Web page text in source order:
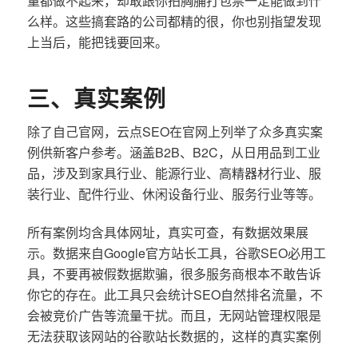
么样。这些搞套路的公司都精的很，你也别指望发现
上当后，能把钱要回来。
三、真实案例
除了自己官网，云点SEO在官网上列举了众多真实案
例供新客户参考。涵盖B2B、B2C，从日用品到工业
品，涉及到家具行业、能源行业、高精器材行业、服
装行业、配件行业、休闲设备行业、服务行业等等。
所有案例均含具体网址，真实可查，有数据效果展
示。数据来自Google官方站长工具，谷歌SEO必用工
具，不要再被假数据欺骗，很多服务商根本不敢告诉
你它的存在。此工具只会统计SEO自然排名流量，不
会被竞价广告等流量干扰。而且，无网站管理权限是
无法获取该网站的谷歌站长数据的，这样的真实案例